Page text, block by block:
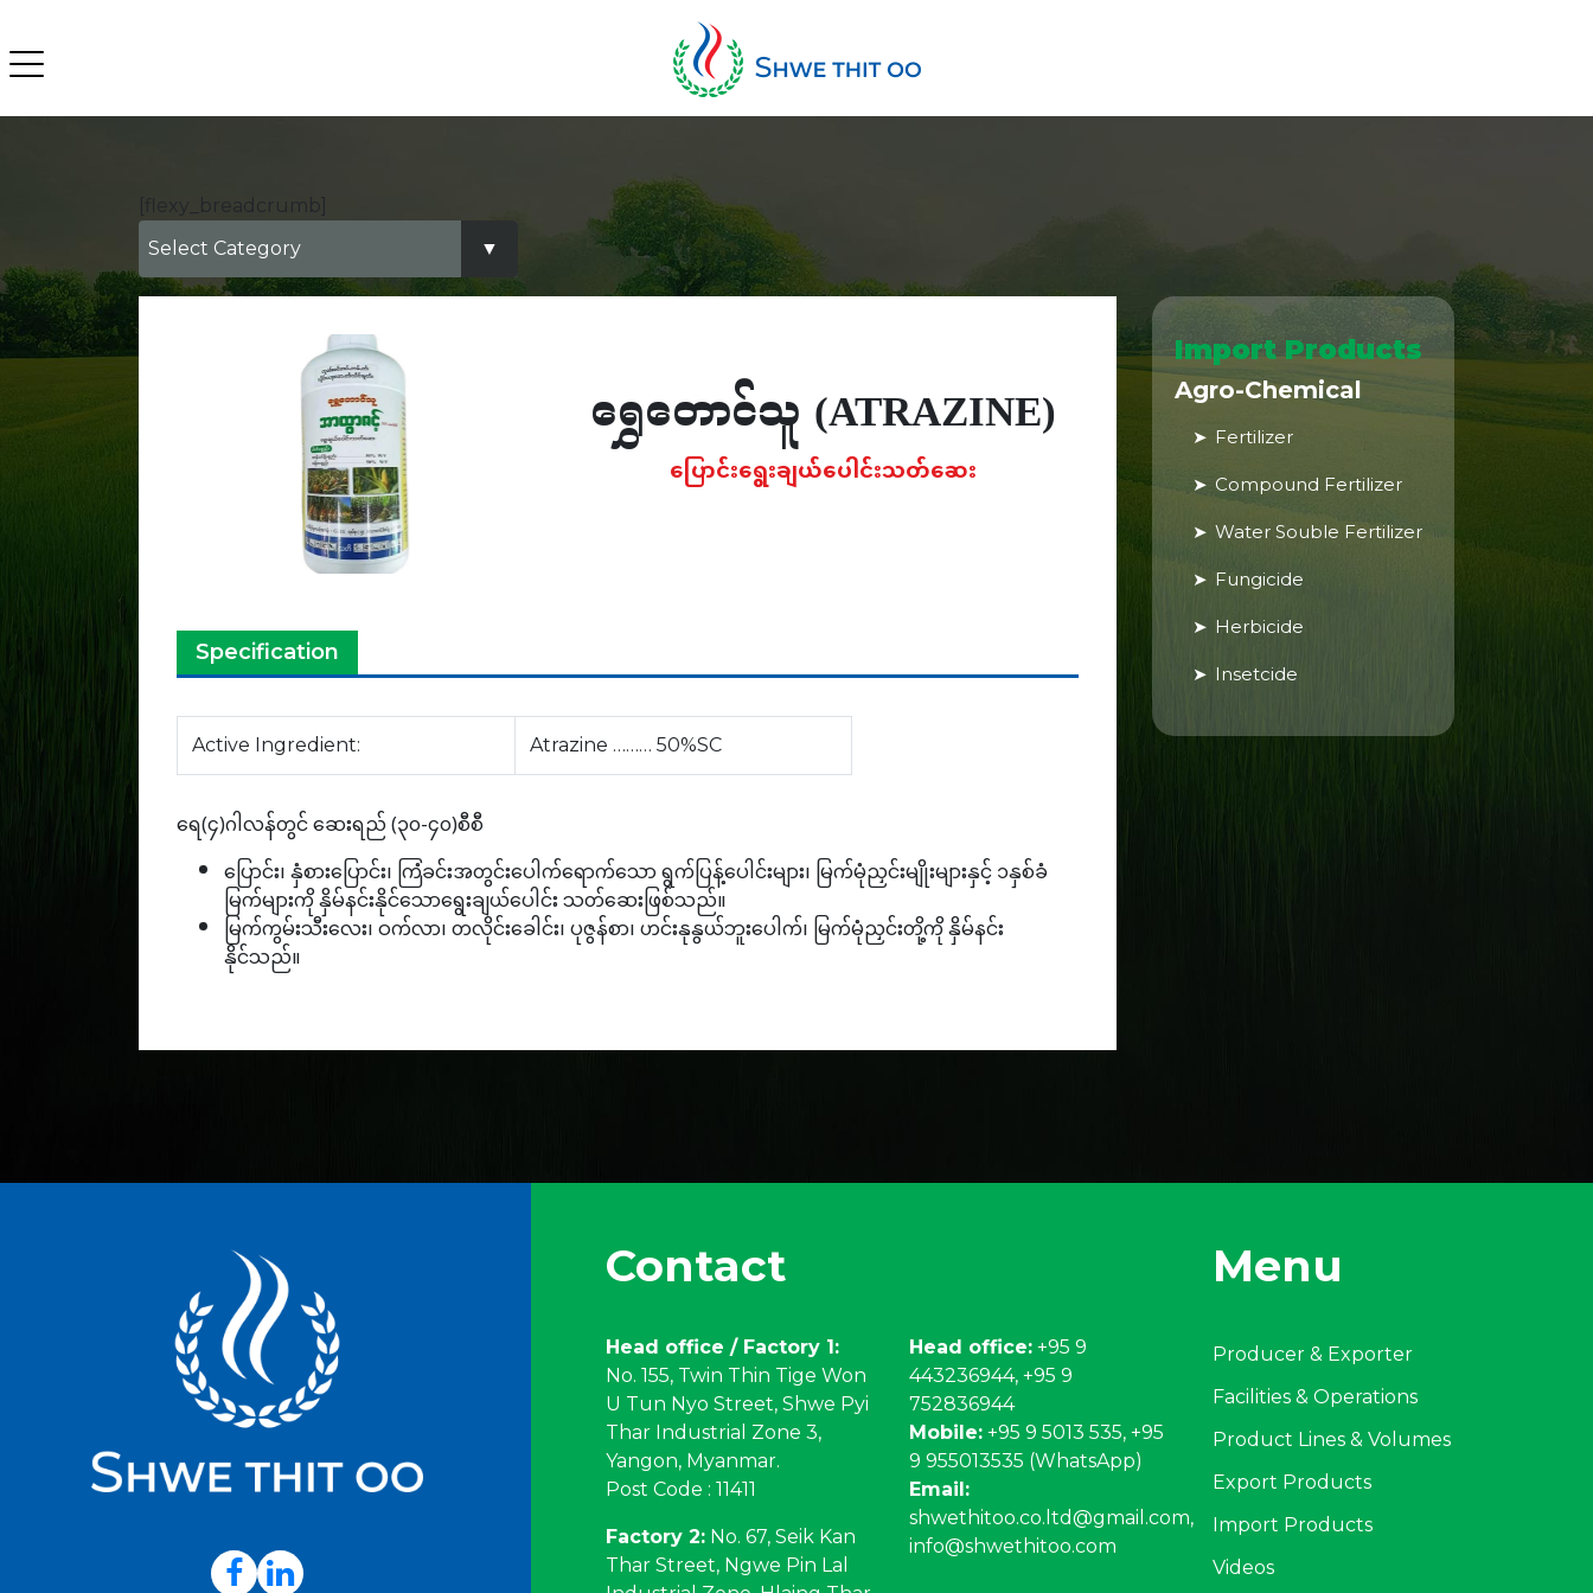
[flexy_breadcrumb]
ရွှေတောင်သူ (ATRAZINE)
ပြောင်းရွေးချယ်ပေါင်းသတ်ဆေး
Specification
Active Ingredient: Atrazine ……… 50%SC
ရေ(၄)ဂါလန်တွင် ဆေးရည် (၃၀-၄၀)စီစီ
ပြောင်း၊ နှံစားပြောင်း၊ ကြံခင်းအတွင်းပေါက်ရောက်သော ရွက်ပြန့်ပေါင်းများ၊ မြက်မုံညှင်းမျိုးများနှင့် ၁နှစ်ခံ
မြက်များကို နှိမ်နင်းနိုင်သောရွေးချယ်ပေါင်း သတ်ဆေးဖြစ်သည်။
မြက်ကွမ်းသီးလေး၊ ဝက်လာ၊ တလိုင်းခေါင်း၊ ပုဇွန်စာ၊ ဟင်းနုနွယ်ဘူးပေါက်၊ မြက်မုံညှင်းတို့ကို နှိမ်နင်း
နိုင်သည်။
Import Products
Agro-Chemical
Fertilizer
Compound Fertilizer
Water Souble Fertilizer
Fungicide
Herbicide
Insetcide
Contact
Head office / Factory 1:
No. 155, Twin Thin Tige Won
U Tun Nyo Street, Shwe Pyi
Thar Industrial Zone 3,
Yangon, Myanmar.
Post Code : 11411
Factory 2: No. 67, Seik Kan
Thar Street, Ngwe Pin Lal
Head office: +95 9
443236944, +95 9
752836944
Mobile: +95 9 5013 535, +95
9 955013535 (WhatsApp)
Email:
shwethitoo.co.ltd@gmail.com,
info@shwethitoo.com
Menu
Producer & Exporter
Facilities & Operations
Product Lines & Volumes
Export Products
Import Products
Videos